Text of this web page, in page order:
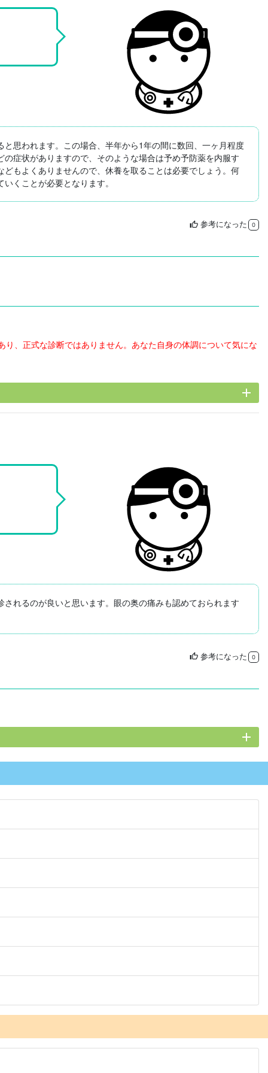
思われます。この場合、半年から1年の間に数回、一ヶ月程度
症状がありますので、そのような場合は予め予防薬を内服す
もよくありませんので、休養を取ることは必要でしょう。何
くことが必要となります。
thumb_up 参考になった 0
、正式な診断ではありません。あなた自身の体調について気にな
add
れるのが良いと思います。眼の奥の痛みも認めておられます
thumb_up 参考になった 0
add